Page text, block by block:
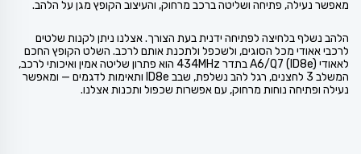
מאפשר נעילה, פתיחה ושליטה ברכב מרחוק, והעיצוב הקופץ מגן על הלהב.
הלהב נשלף בלחיצה לפתיחה ידנית בעת הצורך. אצלנו ניתן לקנות שלטים
לרכבי אאודי מכל הסוגים, ולשכפל ולתכנת אותם לרכב. השלט הקופץ החכם
לאאודי A6/Q7 (ID8e) בתדר 434MHz הוא פתרון שליטה אמין ואיכותי לרכב,
המשלב 3 לחצנים, רגל להב נשלפת, שבב ID8e ותאימות לדגמים — ומאפשר
נעילה ופתיחה נוחות מרחוק, עם אפשרות שכפול ותכנות אצלנו.